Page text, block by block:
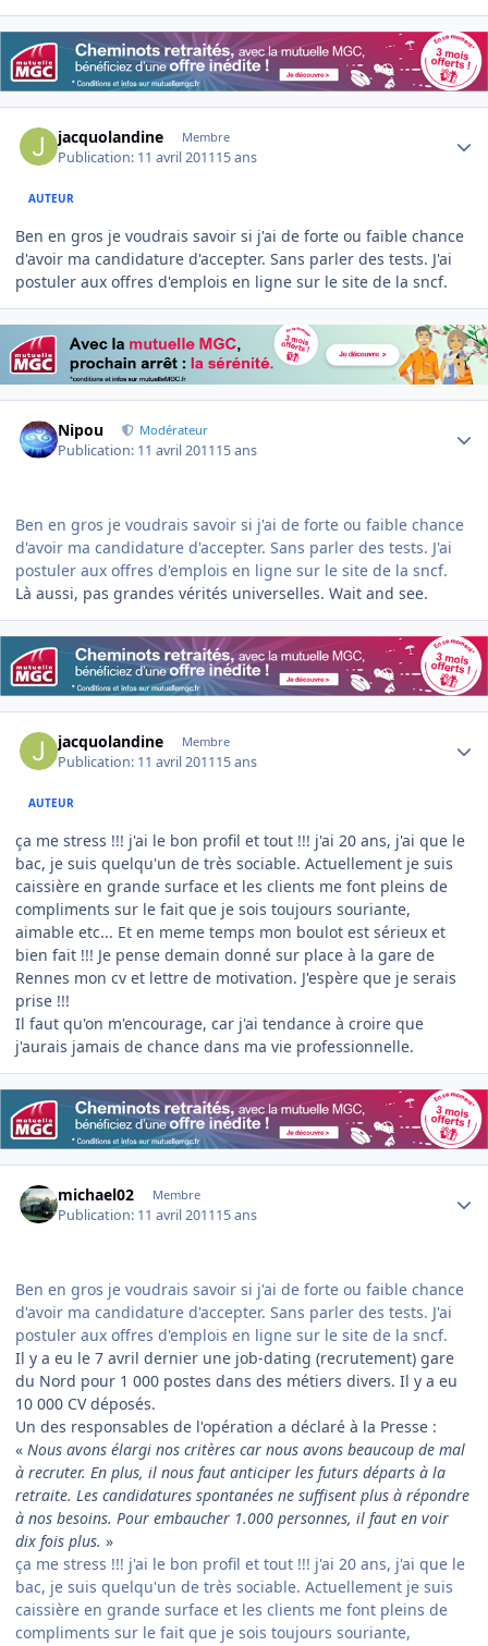
jacquolandine Membre
Publication: 11 avril 201115 ans
AUTEUR
Ben en gros je voudrais savoir si j'ai de forte ou faible chance
d'avoir ma candidature d'accepter. Sans parler des tests. J'ai
postuler aux offres d'emplois en ligne sur le site de la sncf.
Nipou Modérateur
Publication: 11 avril 201115 ans
Ben en gros je voudrais savoir si j'ai de forte ou faible chance
d'avoir ma candidature d'accepter. Sans parler des tests. J'ai
postuler aux offres d'emplois en ligne sur le site de la sncf.
Là aussi, pas grandes vérités universelles. Wait and see.
jacquolandine Membre
Publication: 11 avril 201115 ans
AUTEUR
ça me stress !!! j'ai le bon profil et tout !!! j'ai 20 ans, j'ai que le
bac, je suis quelqu'un de très sociable. Actuellement je suis
caissière en grande surface et les clients me font pleins de
compliments sur le fait que je sois toujours souriante,
aimable etc... Et en meme temps mon boulot est sérieux et
bien fait !!! Je pense demain donné sur place à la gare de
Rennes mon cv et lettre de motivation. J'espère que je serais
prise !!!
Il faut qu'on m'encourage, car j'ai tendance à croire que
j'aurais jamais de chance dans ma vie professionnelle.
michael02 Membre
Publication: 11 avril 201115 ans
Ben en gros je voudrais savoir si j'ai de forte ou faible chance
d'avoir ma candidature d'accepter. Sans parler des tests. J'ai
postuler aux offres d'emplois en ligne sur le site de la sncf.
Il y a eu le 7 avril dernier une job-dating (recrutement) gare
du Nord pour 1 000 postes dans des métiers divers. Il y a eu
10 000 CV déposés.
Un des responsables de l'opération a déclaré à la Presse :
« Nous avons élargi nos critères car nous avons beaucoup de mal
à recruter. En plus, il nous faut anticiper les futurs départs à la
retraite. Les candidatures spontanées ne suffisent plus à répondre
à nos besoins. Pour embaucher 1.000 personnes, il faut en voir
dix fois plus. »
ça me stress !!! j'ai le bon profil et tout !!! j'ai 20 ans, j'ai que le
bac, je suis quelqu'un de très sociable. Actuellement je suis
caissière en grande surface et les clients me font pleins de
compliments sur le fait que je sois toujours souriante,